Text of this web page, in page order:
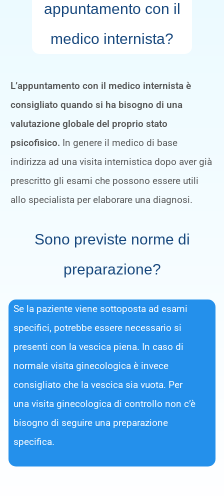
appuntamento con il
medico internista?
L’appuntamento con il medico internista è
consigliato quando si ha bisogno di una
valutazione globale del proprio stato
psicofisico. In genere il medico di base
indirizza ad una visita internistica dopo aver già
prescritto gli esami che possono essere utili
allo specialista per elaborare una diagnosi.
Sono previste norme di
preparazione?
Se la paziente viene sottoposta ad esami
specifici, potrebbe essere necessario si
presenti con la vescica piena. In caso di
normale visita ginecologica è invece
consigliato che la vescica sia vuota. Per
una visita ginecologica di controllo non c’è
bisogno di seguire una preparazione
specifica.